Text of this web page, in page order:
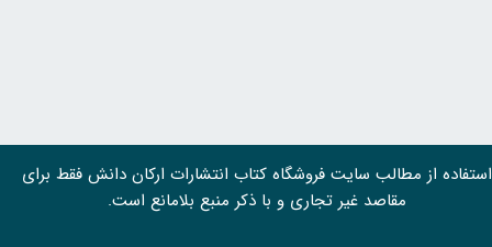
استفاده از مطالب سايت فروشگاه کتاب انتشارات ارکان دانش فقط برای
مقاصد غیر تجاری و با ذکر منبع بلامانع است.